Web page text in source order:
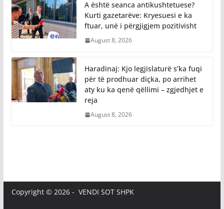
A është seanca antikushtetuese?
Kurti gazetarëve: Kryesuesi e ka
ftuar, unë i përgjigjem pozitivisht
Haradinaj: Kjo legjislaturë s’ka fuqi
për të prodhuar diçka, po arrihet
aty ku ka qenë qëllimi – zgjedhjet e
reja
Copyright © 2026 - VENDI SOT SHPK